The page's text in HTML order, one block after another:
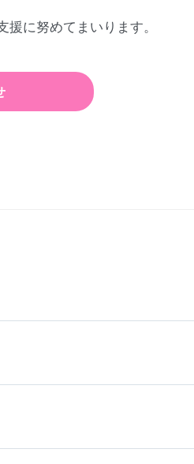
に努めてまいります。